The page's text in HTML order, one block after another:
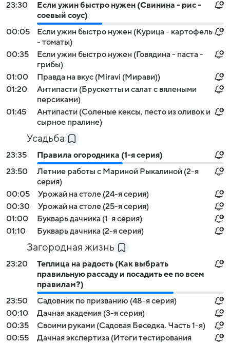
23:30
Если ужин быстро нужен (Свинина - рис -
соевый соус)
00:05
Если ужин быстро нужен (Курица - картофель
- томаты)
00:35
Если ужин быстро нужен (Говядина - паста -
грибы)
01:00
Правда на вкус (Miravi (Мирави))
01:20
Антипасти (Брускетты и салат с вялеными
персиками)
01:45
Антипасти (Соленые кексы, песто из оливок и
сырное пралине)
Усадьба
23:35
Правила огородника (1-я серия)
23:50
Летние работы с Мариной Рыкалиной (2-я
серия)
00:05
Урожай на столе (24-я серия)
00:30
Урожай на столе (25-я серия)
01:00
Букварь дачника (1-я серия)
01:10
Букварь дачника (2-я серия)
Загородная жизнь
23:20
Теплица на радость (Как выбрать
правильную рассаду и посадить ее по всем
правилам?)
23:50
Садовник по призванию (48-я серия)
00:10
Дачная академия (3-я серия)
00:35
Своими руками (Садовая Беседка. Часть 1-я)
00:55
Дачная экспертиза (Итоги тестирования